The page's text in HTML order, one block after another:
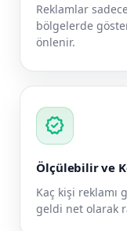
Reklamlar
bölgelerde
önlenir.
verified
Ölçülebilir ve
Kaç kişi reklamı
geldi net olarak